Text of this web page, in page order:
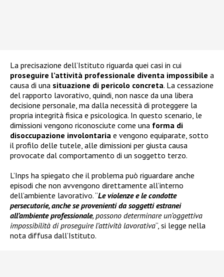
La precisazione dell’Istituto riguarda quei casi in cui
proseguire l’attività professionale diventa impossibile a
causa di una situazione di pericolo concreta. La cessazione
del rapporto lavorativo, quindi, non nasce da una libera
decisione personale, ma dalla necessità di proteggere la
propria integrità fisica e psicologica. In questo scenario, le
dimissioni vengono riconosciute come una forma di
disoccupazione involontaria e vengono equiparate, sotto
il profilo delle tutele, alle dimissioni per giusta causa
provocate dal comportamento di un soggetto terzo.
L’Inps ha spiegato che il problema può riguardare anche
episodi che non avvengono direttamente all’interno
dell’ambiente lavorativo. “Le violenze e le condotte
persecutorie, anche se provenienti da soggetti estranei
all’ambiente professionale, possono determinare un’oggettiva
impossibilità di proseguire l’attività lavorativa“, si legge nella
nota diffusa dall’Istituto.